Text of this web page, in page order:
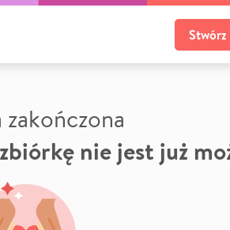
Stwórz
nie jest już